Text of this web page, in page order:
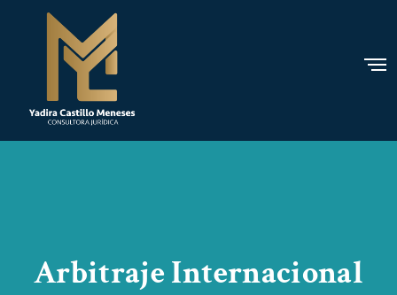
Arbitraje Internacional